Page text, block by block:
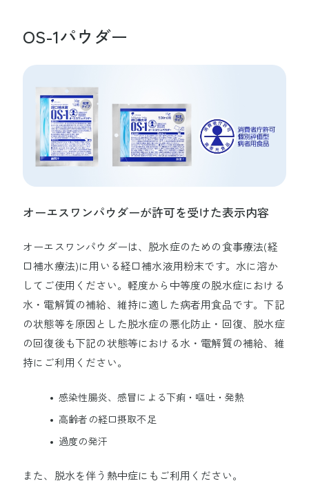
OS-1パウダー
オーエスワンパウダーが許可を受けた表示内容
オーエスワンパウダーは、脱水症のための食事療法(経
口補水療法)に用いる経口補水液用粉末です。水に溶か
してご使用ください。軽度から中等度の脱水症における
水・電解質の補給、維持に適した病者用食品です。下記
の状態等を原因とした脱水症の悪化防止・回復、脱水症
の回復後も下記の状態等における水・電解質の補給、維
持にご利用ください。
感染性腸炎、感冒による下痢・嘔吐・発熱
高齢者の経口摂取不足
過度の発汗
また、脱水を伴う熱中症にもご利用ください。